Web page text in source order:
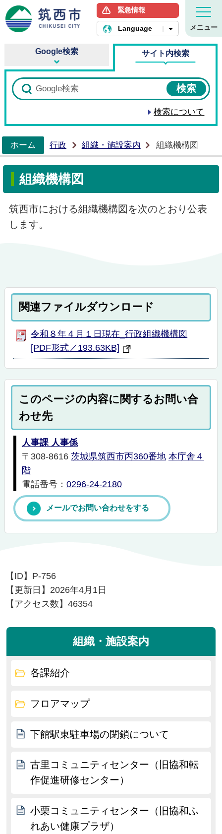
筑西市ホームページ
緊急情報
Language メニュー
Google検索 サイト内検索
検索について
ホーム
行政 組織・施設案内 組織機構図
組織機構図
筑西市における組織機構図を次のとおり公表
します。
関連ファイルダウンロード
令和８年４月１日現在_行政組織機構図
[PDF形式／193.63KB]
このページの内容に関するお問い合
わせ先
人事課 人事係
〒308-8616 茨城県筑西市丙360番地 本庁舎４
階
電話番号： 0296-24-2180
メールでお問い合わせをする
【ID】 P-756
【更新日】 2026年4月1日
【アクセス数】46354
組織・施設案内
各課紹介
フロアマップ
下館駅東駐車場の閉鎖について
古里コミュニティセンター（旧協和転
作促進研修センター）
小栗コミュニティセンター（旧協和ふ
れあい健康プラザ）